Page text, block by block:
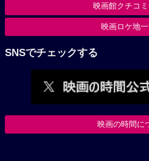
映画館クチコ
映画ロケ地
SNSでチェックする
映画の時間に